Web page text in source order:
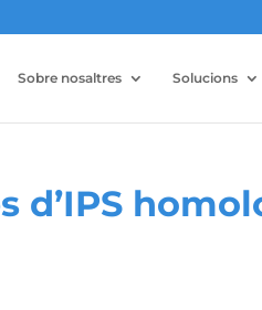
Sobre nosaltres Solucions
d’IPS